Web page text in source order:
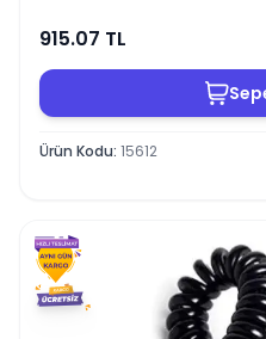
915.07 TL
Ürün Kodu: 15612